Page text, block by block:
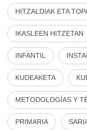
HITZALDIAK ETA
IKASLEEN HITZETAN
INFANTIL
KUDEAKETA
METODOLOGÍAS Y
PRIMARIA